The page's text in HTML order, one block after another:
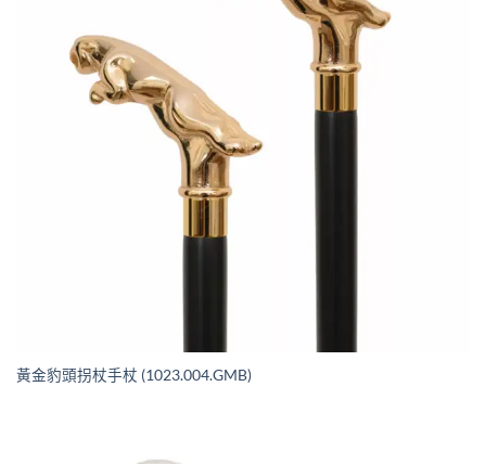
黃金豹頭拐杖手杖 (1023.004.GMB)